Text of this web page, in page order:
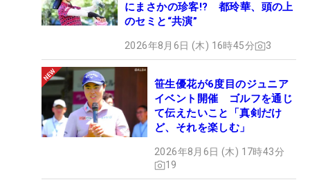
にまさかの珍客!? 都玲華、頭の上
のセミと“共演”
2026年8月6日 (木) 16時45分 3
笹生優花が6度目のジュニア
イベント開催 ゴルフを通じ
て伝えたいこと「真剣だけ
ど、それを楽しむ」
2026年8月6日 (木) 17時43分
19